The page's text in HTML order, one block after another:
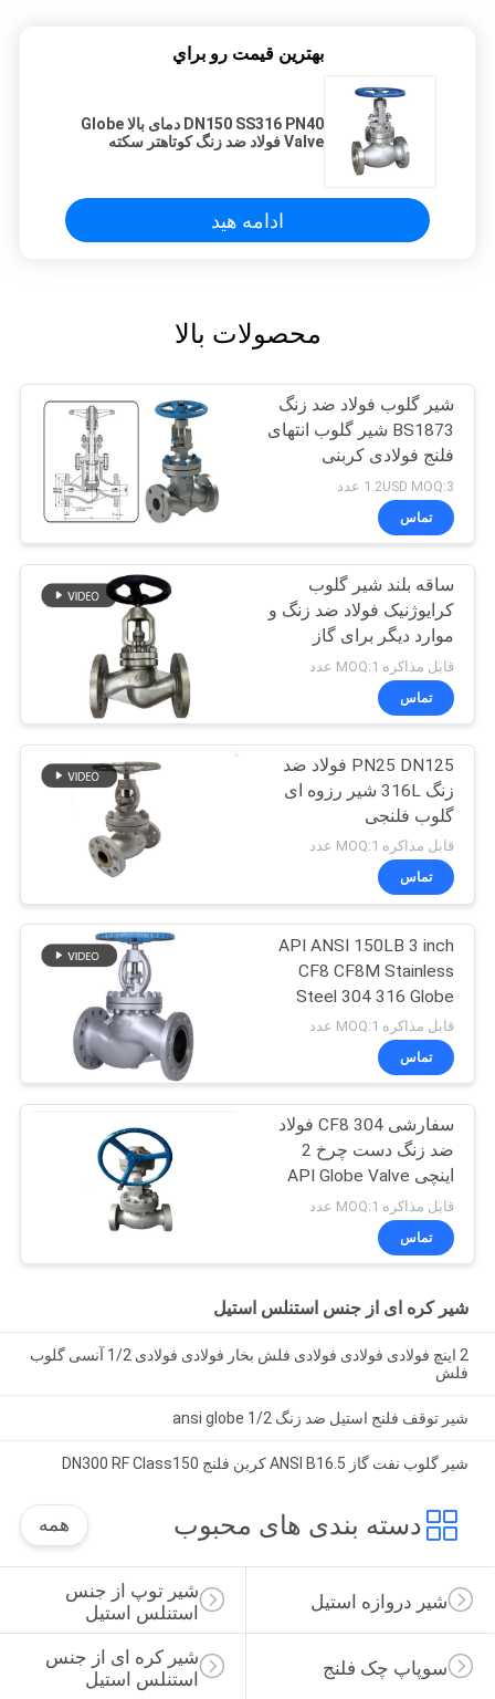
بهترين قيمت رو براي
DN150 SS316 PN40 دمای بالا Globe
Valve فولاد ضد زنگ کوتاهتر سکته
ادامه هید
محصولات بالا
شیر گلوب فولاد ضد زنگ
BS1873 شیر گلوب انتهای
فلنج فولادی کربنی
1.2USD MOQ:3 عدد
تماس
ساقه بلند شیر گلوب
کرایوژنیک فولاد ضد زنگ و
موارد دیگر برای گاز
برودتی صنعتی
قابل مذاکره MOQ:1 عدد
تماس
PN25 DN125 فولاد ضد
زنگ 316L شیر رزوه ای
گلوب فلنجی
قابل مذاکره MOQ:1 عدد
تماس
API ANSI 150LB 3 inch
CF8 CF8M Stainless
Steel 304 316 Globe
Valve
قابل مذاکره MOQ:1 عدد
تماس
سفارشی CF8 304 فولاد
ضد زنگ دست چرخ 2
اینچی API Globe Valve
قابل مذاکره MOQ:1 عدد
تماس
شیر کره ای از جنس استنلس استیل
2 اینچ فولادی فولادی فولادی فلش بخار فولادی فولادی 1/2 آنسی گلوب
فلش
شیر توقف فلنج استیل ضد زنگ 1/2 ansi globe
شیر گلوب نفت گاز ANSI B16.5 کربن فلنج DN300 RF Class150
دسته بندی های محبوب همه
شیر توپ از جنس
استنلس استیل
شیر دروازه استیل
شیر کره ای از جنس
استنلس استیل
سوپاپ چک فلنج